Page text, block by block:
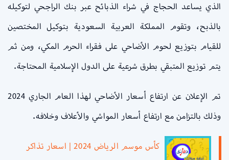
الذي يساعد الحجاج في شراء الذبائح عبر بنك الراجحي لتوكيله
بالذبح، وتقوم المملكة العربية السعودية بتوكيل المختصين
للقيام بتوزيع لحوم الأضاحي على فقراء الحرم المكي، ومن ثم
يتم توزيع المتبقي بطرق شرعية على الدول الإسلامية المحتاجة.
تم الإعلان عن ارتفاع أسعار الأضاحي لهذا العام الجاري 2024
وذلك بالتزامن مع ارتفاع أسعار المواشي والأعلاف وخلافه.
كأس موسم الرياض 2024 | اسعار تذاكر